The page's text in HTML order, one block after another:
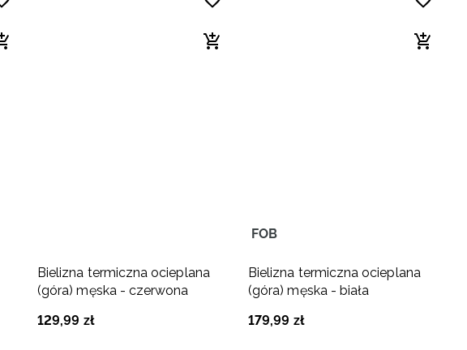
Bielizna termiczna ocieplana
(góra) męska - czerwona
129,99 zł
FOB
Bielizna termiczna ocieplana
(góra) męska - biała
179,99 zł